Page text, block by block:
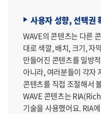
사용자 성향, 선택권
WAVE의 콘텐츠는 다른
대로 색깔, 배치, 크기, 자
만들어진 콘텐츠를 일방
아니라, 여러분들이 각자
콘텐츠를 직접 조절해서
WAVE 콘텐츠는
기술을 사용했어요. RIA